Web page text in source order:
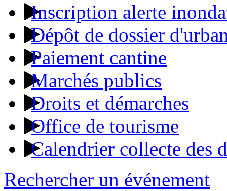
Inscription alerte
Dépôt de dossier
Paiement cantine
Marchés publics
Droits et démarches
Office de tourisme
Calendrier collecte des
Rechercher un événement